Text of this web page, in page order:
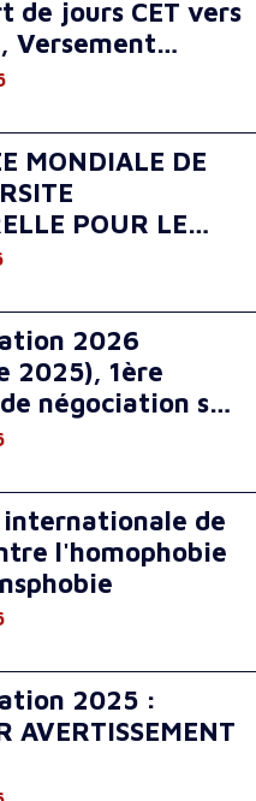
de jours CET vers
Versement
sur CET CT
MONDIALE DE
POUR LE
ET LE
2026
2025), 1ère
négociation sur
internationale de
l'homophobie
2025 :
AVERTISSEMENT